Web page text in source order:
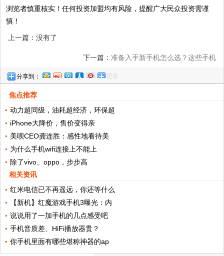
浏览者慎重核实！任何投资加盟均有风险，提醒广大民众投资需谨
慎！
上一篇：没有了
下一篇： 准备入手新手机怎么选？这些手机
分享到： 更多
焦点推荐
动力超同级，油耗超经济，环保超
iPhone大降价，售价变得亲
美呗CEO龚连胜：感性地看待美
为什么手机wifi连接上不能上
除了vivo、oppo，步步高
相关资讯
红米电信已不再遥远，你还等什么
【新机】红魔游戏手机3曝光：内
说说用了一加手机的几点感受吧
手机音质差、HiFi播放器贵？
你手机里面有哪些堪称神器的ap